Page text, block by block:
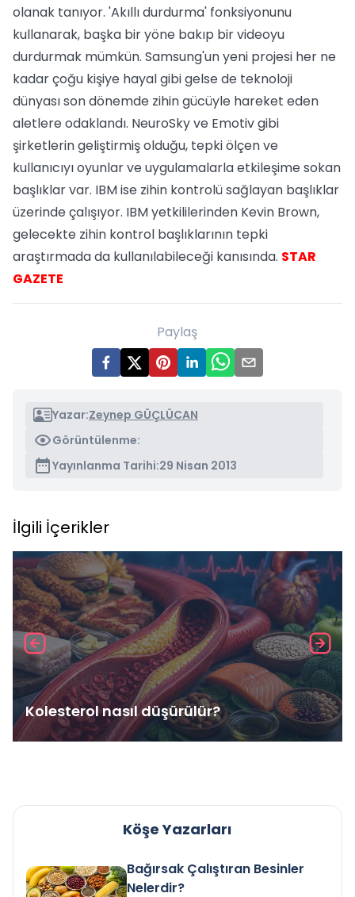
olanak tanıyor. 'Akıllı durdurma' fonksiyonunu
kullanarak, başka bir yöne bakıp bir videoyu
durdurmak mümkün. Samsung'un yeni projesi her ne
kadar çoğu kişiye hayal gibi gelse de teknoloji
dünyası son dönemde zihin gücüyle hareket eden
aletlere odaklandı. NeuroSky ve Emotiv gibi
şirketlerin geliştirmiş olduğu, tepki ölçen ve
kullanıcıyı oyunlar ve uygulamalarla etkileşime sokan
başlıklar var. IBM ise zihin kontrolü sağlayan başlıklar
üzerinde çalışıyor. IBM yetkililerinden Kevin Brown,
gelecekte zihin kontrol başlıklarının tepki
araştırmada da kullanılabileceği kanısında. STAR
GAZETE
Paylaş
Yazar:Zeynep GÜÇLÜCAN
Görüntülenme:
Yayınlanma Tarihi:29 Nisan 2013
İlgili İçerikler
Kolesterol nasıl düşürülür?
Köşe Yazarları
Bağırsak Çalıştıran Besinler
Nelerdir?